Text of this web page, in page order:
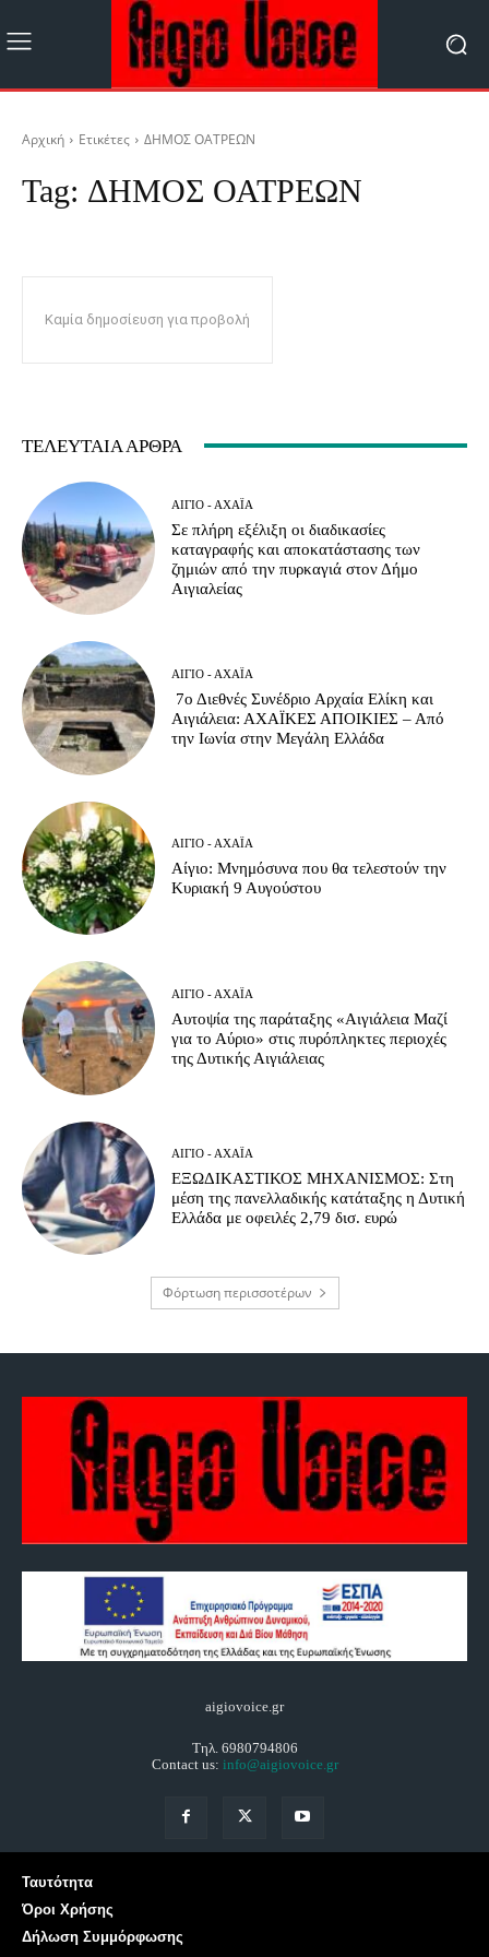
Αρχική Ετικέτες ΔΗΜΟΣ ΟΑΤΡΕΩΝ
Tag: ΔΗΜΟΣ ΟΑΤΡΕΩΝ
Καμία δημοσίευση για προβολή
ΤΕΛΕΥΤΑΊΑ ΆΡΘΡΑ
ΑΊΓΙΟ - ΑΧΑΪ́Α
Σε πλήρη εξέλιξη οι διαδικασίες
καταγραφής και αποκατάστασης των
ζημιών από την πυρκαγιά στον Δήμο
Αιγιαλείας
ΑΊΓΙΟ - ΑΧΑΪ́Α
7ο Διεθνές Συνέδριο Αρχαία Ελίκη και
Αιγιάλεια: ΑΧΑΪΚΕΣ ΑΠΟΙΚΙΕΣ – Από
την Ιωνία στην Μεγάλη Ελλάδα
ΑΊΓΙΟ - ΑΧΑΪ́Α
Αίγιο: Μνημόσυνα που θα τελεστούν την
Κυριακή 9 Αυγούστου
ΑΊΓΙΟ - ΑΧΑΪ́Α
Αυτοψία της παράταξης «Αιγιάλεια Μαζί
για το Αύριο» στις πυρόπληκτες περιοχές
της Δυτικής Αιγιάλειας
ΑΊΓΙΟ - ΑΧΑΪ́Α
ΕΞΩΔΙΚΑΣΤΙΚΟΣ ΜΗΧΑΝΙΣΜΟΣ: Στη
μέση της πανελλαδικής κατάταξης η Δυτική
Ελλάδα με οφειλές 2,79 δισ. ευρώ
Φόρτωση περισσοτέρων
aigiovoice.gr
Τηλ. 6980794806
Contact us: info@aigiovoice.gr
Ταυτότητα
Όροι Χρήσης
Δήλωση Συμμόρφωσης